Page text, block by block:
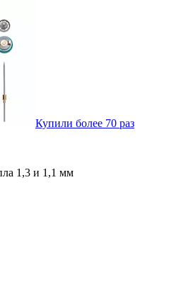
Купили более 70 раз
1,3 и 1,1 мм